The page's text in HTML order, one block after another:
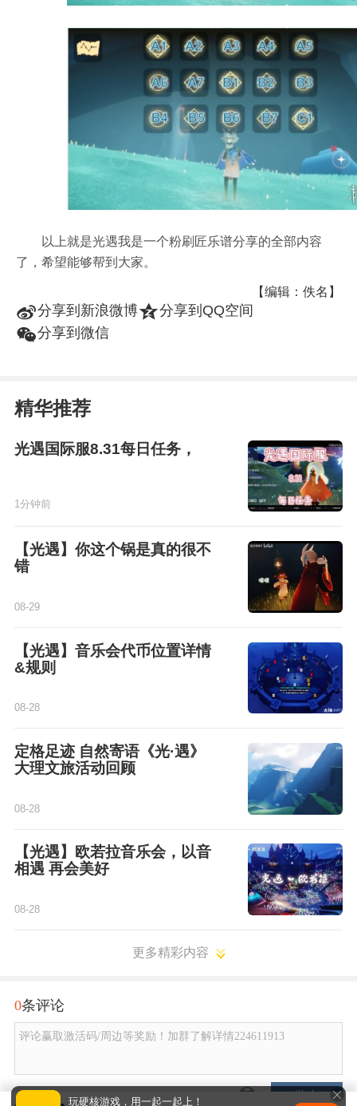
以上就是光遇我是一个粉刷匠乐谱分享的全部内容
了，希望能够帮到大家。
【编辑：佚名】
t分享到新浪微博z分享到QQ空间
w分享到微信
精华推荐
光遇国际服8.31每日任务，
1分钟前
【光遇】你这个锅是真的很不
错
08-29
【光遇】音乐会代币位置详情
&规则
08-28
定格足迹 自然寄语《光·遇》
大理文旅活动回顾
08-28
【光遇】欧若拉音乐会，以音
相遇 再会美好
08-28
更多精彩内容
0条评论
评论赢取激活码/周边等奖励！加群了解详情224611913
发布
玩硬核游戏，用一起一起上！